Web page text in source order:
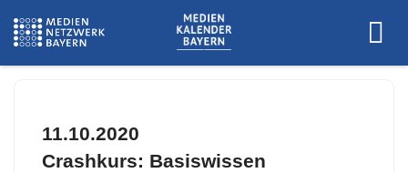
11.10.2020
Crashkurs: Basiswissen